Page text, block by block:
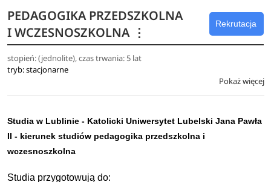
PEDAGOGIKA PRZEDSZKOLNA
I WCZESNOSZKOLNA ⋮
Rekrutacja
stopień: (jednolite), czas trwania: 5 lat
tryb: stacjonarne
Pokaż więcej
Studia w Lublinie - Katolicki Uniwersytet Lubelski Jana Pawła
II - kierunek studiów pedagogika przedszkolna i
wczesnoszkolna
Studia przygotowują do: